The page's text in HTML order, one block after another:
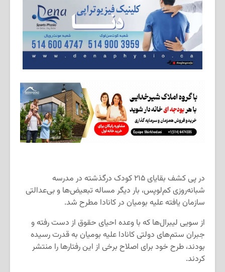
در پی کشف بقایای ۲۱۵ کودک درگذشته در مدرسه
شبانه‌روزی کم‌لوپس، بار دیگر مساله تبعیض‌ها و بی‌عدالتی
سازمان یافته علیه بومیان در کانادا مطرح شد.
از سویی لیبرال‌ها که با وعده احیای حقوق از دست رفته و
جبران ستم‌های دولتی کانادا علیه بومیان به قدرت رسیده
بودند، طرح خود برای اصلاح برخی از این رفتارها را منتشر
کردند.